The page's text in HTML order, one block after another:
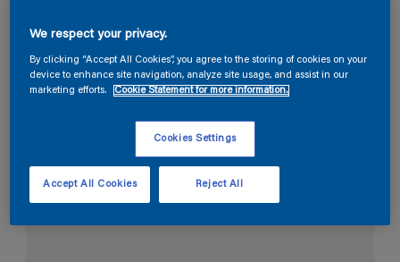
Seção de cores
We respect your privacy.
By clicking “Accept All Cookies”, you agree to the storing of cookies on your
device to enhance site navigation, analyze site usage, and assist in our
marketing efforts.
Cookie Statement for more information.
Cookies Settings
Reject All
Accept All Cookies